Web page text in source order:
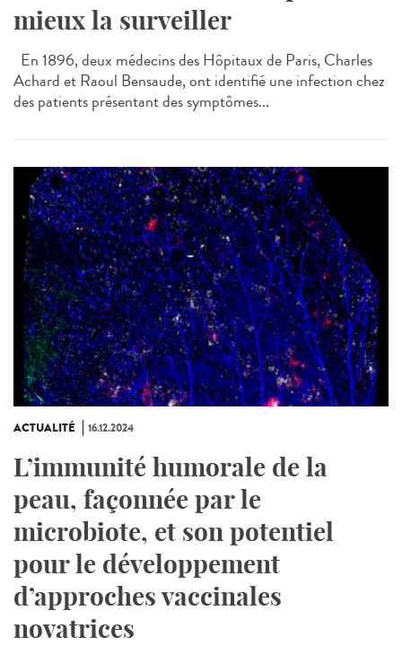
mieux la surveiller
En 1896, deux médecins des Hôpitaux de Paris, Charles
Achard et Raoul Bensaude, ont identifié une infection chez
des patients présentant des symptômes...
ACTUALITÉ 16.12.2024
L’immunité humorale de la
peau, façonnée par le
microbiote, et son potentiel
pour le développement
d’approches vaccinales
novatrices